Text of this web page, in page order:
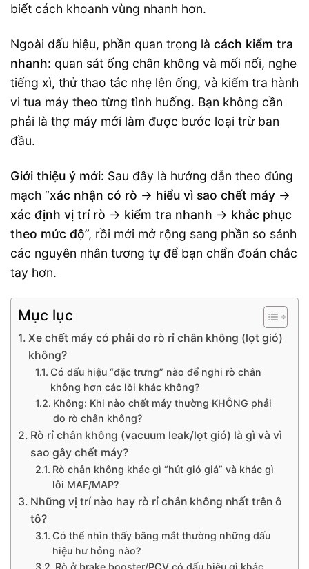
biết cách khoanh vùng nhanh hơn.
Ngoài dấu hiệu, phần quan trọng là cách kiểm tra
nhanh: quan sát ống chân không và mối nối, nghe
tiếng xì, thử thao tác nhẹ lên ống, và kiểm tra hành
vi tua máy theo từng tình huống. Bạn không cần
phải là thợ máy mới làm được bước loại trừ ban
đầu.
Giới thiệu ý mới: Sau đây là hướng dẫn theo đúng
mạch “xác nhận có rò → hiểu vì sao chết máy →
xác định vị trí rò → kiểm tra nhanh → khắc phục
theo mức độ”, rồi mới mở rộng sang phần so sánh
các nguyên nhân tương tự để bạn chẩn đoán chắc
tay hơn.
Mục lục
Xe chết máy có phải do rò rỉ chân không (lọt gió)
không?
Có dấu hiệu “đặc trưng” nào để nghi rò chân
không hơn các lỗi khác không?
Không: Khi nào chết máy thường KHÔNG phải
do rò chân không?
Rò rỉ chân không (vacuum leak/lọt gió) là gì và vì
sao gây chết máy?
Rò chân không khác gì “hút gió giả” và khác gì
lỗi MAF/MAP?
Những vị trí nào hay rò rỉ chân không nhất trên ô
tô?
Có thể nhìn thấy bằng mắt thường những dấu
hiệu hư hỏng nào?